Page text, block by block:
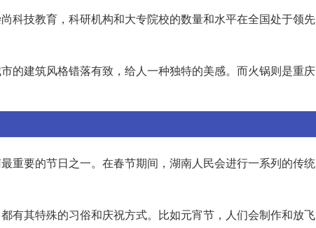
科技教育，科研机构和大专院校的数量和水平在全国处于领先
的建筑风格错落有致，给人一种独特的美感。而火锅则是重庆
重要的节日之一。在春节期间，湖南人民会进行一系列的传统
有其特殊的习俗和庆祝方式。比如元宵节，人们会制作和放飞